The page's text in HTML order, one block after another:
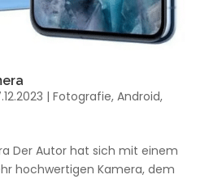
| Fotografie, Android,
Der Autor hat sich mit einem
hochwertigen Kamera, dem